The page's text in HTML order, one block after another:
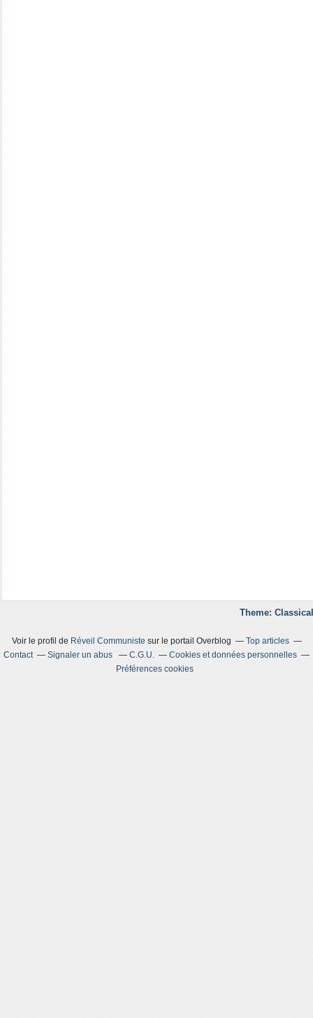
Theme:
Voir le profil de Réveil Communiste sur le portail Overblog
Top articles
Contact
Signaler un abus C.G.U.
Cookies et données personnelles
Préférences cookies